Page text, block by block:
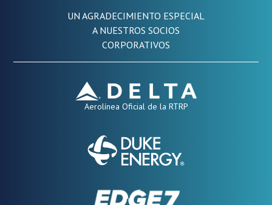
UN AGRADECIMIENTO ESPECIAL
A NUESTROS SOCIOS
CORPORATIVOS
Aerolínea Oficial de la RTRP